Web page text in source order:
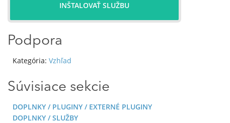
INŠTALOVAŤ SLUŽBU
Podpora
Kategória: Vzhľad
Súvisiace sekcie
DOPLNKY / PLUGINY / EXTERNÉ PLUGINY
DOPLNKY / SLUŽBY